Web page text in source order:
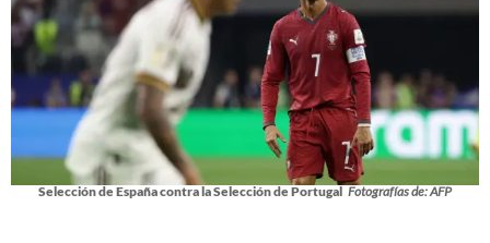
Selección de España contra la Selección de Portugal Fotografías de: AFP